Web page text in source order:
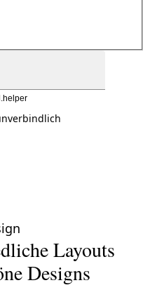
Layouts
Designs